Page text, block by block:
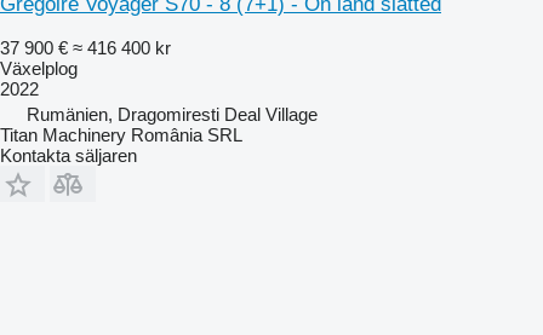
37 900 € ≈ 416 400 kr
Växelplog
2022
Rumänien, Dragomiresti Deal Village
Titan Machinery România SRL
Kontakta säljaren